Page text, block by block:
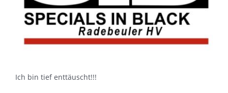
Ich bin tief enttäuscht!!!